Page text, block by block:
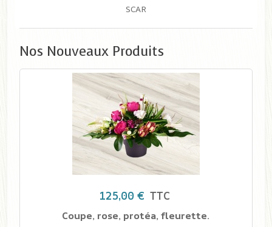
Nos Nouveaux Produits
125,00 € TTC
Coupe, rose, protéa, fleurette.